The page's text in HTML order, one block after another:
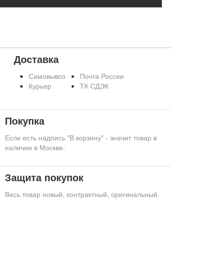
Доставка
Самовывоз
Курьер
Почта России
ТК СДЭК
Покупка
Если есть надпись "В корзину" - значит товар в
наличии в Москве.
Защита покупок
Весь товар новый, контрактный, оригинальный.